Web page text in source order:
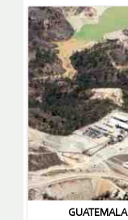
GUATEMALA